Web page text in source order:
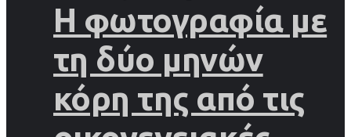
Η φωτογραφία με
τη δύο μηνών
κόρη της από τις